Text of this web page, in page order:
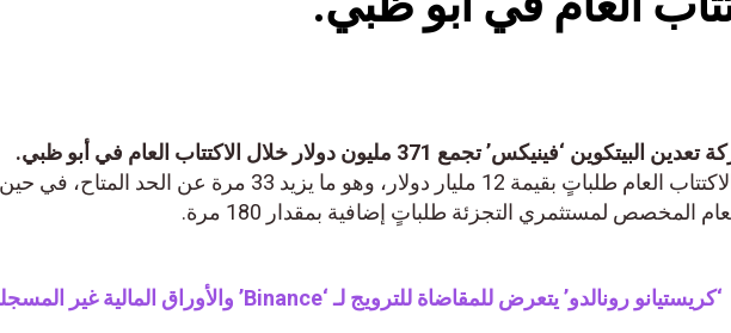
‘فينيكس’ تجمع 371 مليون دولار خلال الاكتتاب العام في أبو ظبي.
ستقطب الاكتتاب العام طلباتٍ بقيمة 12 مليار دولار، وهو ما يزيد 33 مرة عن الحد
المخصص لمستثمري التجزئة طلباتٍ إضافية بمقدار 180 مرة.
‘كريستيانو رونالدو’ يتعرض للمقاضاة للترويج لـ ‘Binance’ والأوراق المالية غير المسجلة.